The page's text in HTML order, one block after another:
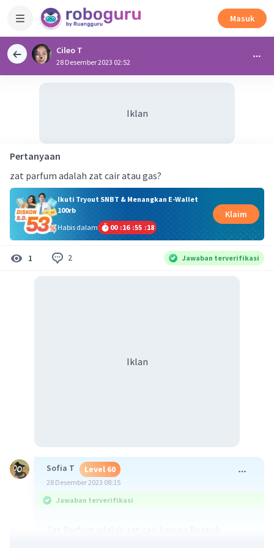
Masuk
Cileo T
28 Desember 2023 02:52
Iklan
Pertanyaan
zat parfum adalah zat cair atau gas?
Ikuti Tryout SNBT & Menangkan E-Wallet
100rb
Habis dalam
00 :16 :55 :17
Klaim
1 2 Jawaban terverifikasi
Iklan
Sofia T Level 60
28 Desember 2023 08:15
Jawaban terverifikasi